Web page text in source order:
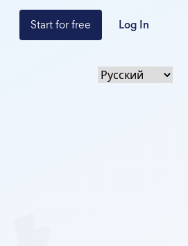
Start for free Log In